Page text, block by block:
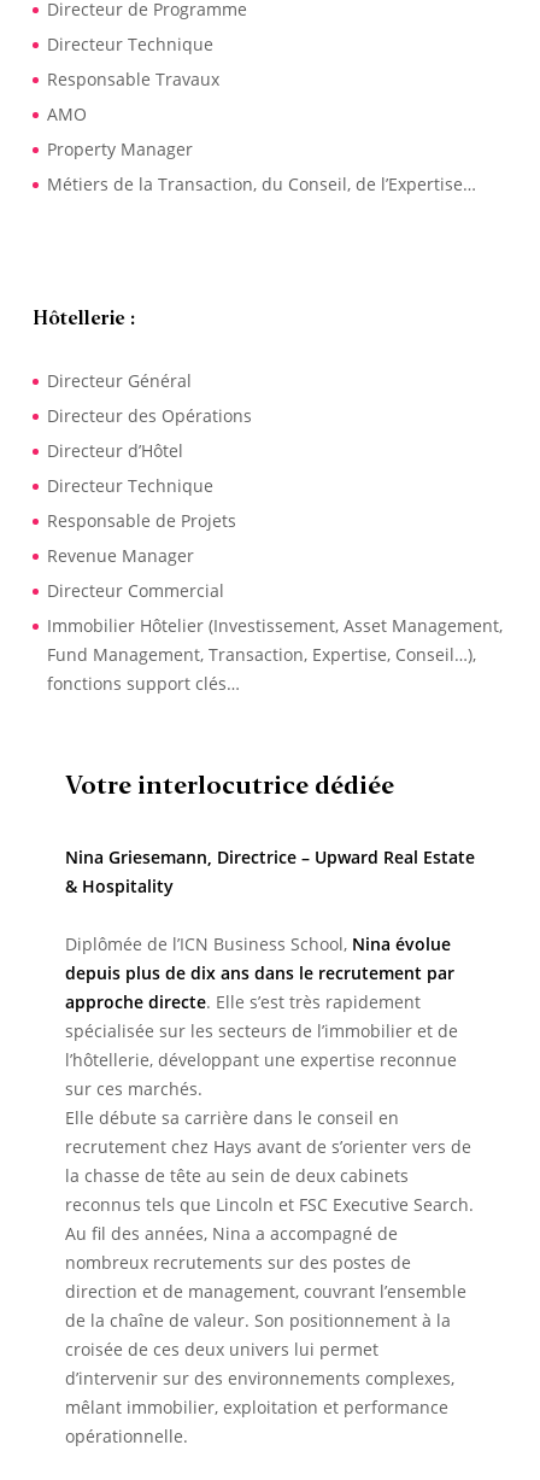
Directeur de Programme
Directeur Technique
Responsable Travaux
AMO
Property Manager
Métiers de la Transaction, du Conseil, de l’Expertise…
Hôtellerie :
Directeur Général
Directeur des Opérations
Directeur d’Hôtel
Directeur Technique
Responsable de Projets
Revenue Manager
Directeur Commercial
Immobilier Hôtelier (Investissement, Asset Management,
Fund Management, Transaction, Expertise, Conseil…),
fonctions support clés…
Votre interlocutrice dédiée
Nina Griesemann, Directrice – Upward Real Estate
& Hospitality
Diplômée de l’ICN Business School, Nina évolue
depuis plus de dix ans dans le recrutement par
approche directe. Elle s’est très rapidement
spécialisée sur les secteurs de l’immobilier et de
l’hôtellerie, développant une expertise reconnue
sur ces marchés.
Elle débute sa carrière dans le conseil en
recrutement chez Hays avant de s’orienter vers de
la chasse de tête au sein de deux cabinets
reconnus tels que Lincoln et FSC Executive Search.
Au fil des années, Nina a accompagné de
nombreux recrutements sur des postes de
direction et de management, couvrant l’ensemble
de la chaîne de valeur. Son positionnement à la
croisée de ces deux univers lui permet
d’intervenir sur des environnements complexes,
mêlant immobilier, exploitation et performance
opérationnelle.